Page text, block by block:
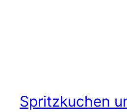
Spritzkuchen